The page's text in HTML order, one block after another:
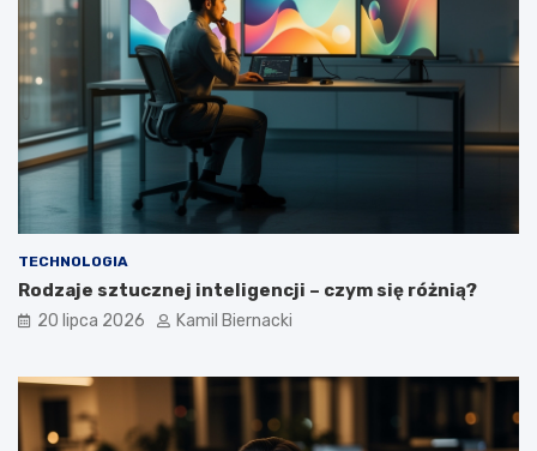
TECHNOLOGIA
Rodzaje sztucznej inteligencji – czym się różnią?
20 lipca 2026 Kamil Biernacki